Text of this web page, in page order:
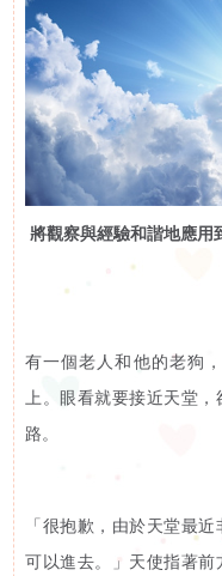
會
資
訊
活
活動花絮
活動預告
影
集
將觀察與經驗和諧地應
有一個老人和他的老狗
上。眼看就要接近天堂
路。
「很抱歉，由於天堂最
可以進去。」天使指著